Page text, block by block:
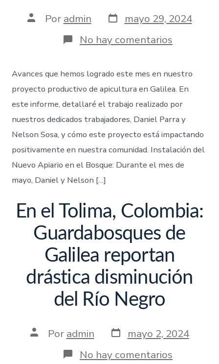
Por admin
mayo 29, 2024
No hay comentarios
Avances que hemos logrado este mes en nuestro
proyecto productivo de apicultura en Galilea. En
este informe, detallaré el trabajo realizado por
nuestros dedicados trabajadores, Daniel Parra y
Nelson Sosa, y cómo este proyecto está impactando
positivamente en nuestra comunidad. Instalación del
Nuevo Apiario en el Bosque: Durante el mes de
mayo, Daniel y Nelson […]
En el Tolima, Colombia:
Guardabosques de
Galilea reportan
drástica disminución
del Río Negro
Por admin
mayo 2, 2024
No hay comentarios